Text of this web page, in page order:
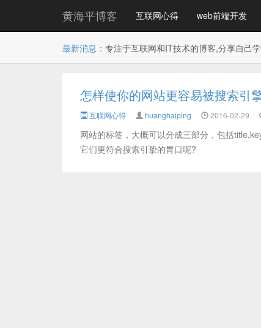
黄海平博客 互联网心得 web前端开发
最新消息： 专注于互联网和IT技术的博客,分享自己
怎样使你的网站更容易被搜索引
互联网心得 huanghaiping 2016-02-29
网站的标签，大概可以分成三部分，包括
它们更符合搜索引挚的胃口呢?